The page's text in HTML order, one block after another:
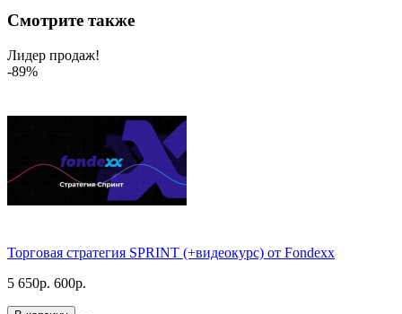
Смотрите также
Лидер продаж!
-89%
Торговая стратегия SPRINT (+видеокурс) от Fondexx
5 650р. 600р.